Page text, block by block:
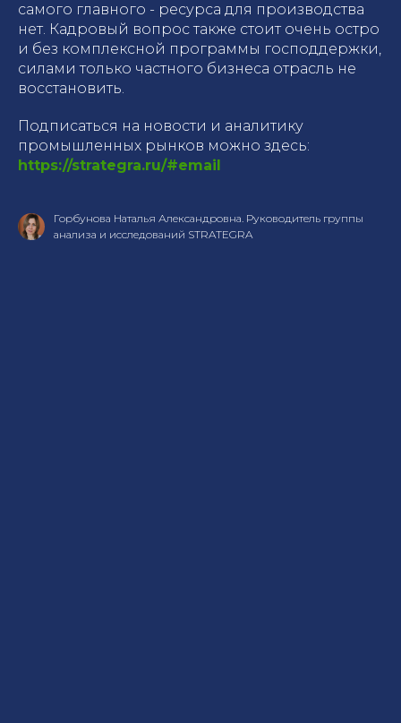
самого главного - ресурса для производства
нет. Кадровый вопрос также стоит очень остро
и без комплексной программы господдержки,
силами только частного бизнеса отрасль не
восстановить.
Подписаться на новости и аналитику
промышленных рынков можно здесь:
https://strategra.ru/#email
Горбунова Наталья Александровна. Руководитель группы
анализа и исследований STRATEGRA